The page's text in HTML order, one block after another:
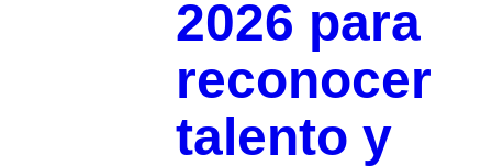
2026 para
reconocer
talento y